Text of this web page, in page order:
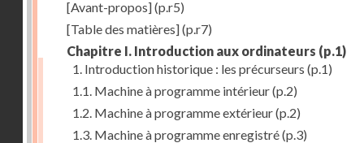
[Avant-propos](p.r5)
[Table des matières](p.r7)
Chapitre I. Introduction aux ordinateurs (p.1)
1. Introduction historique : les précurseurs (p.1)
1.1. Machine à programme intérieur(p.2)
1.2. Machine à programme extérieur(p.2)
1.3. Machine à programme enregistré(p.3)